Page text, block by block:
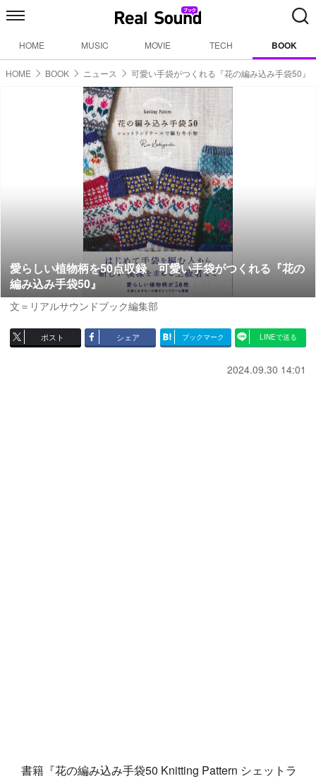
HOME MUSIC MOVIE TECH BOOK
HOME BOOK ニュース 可愛い手袋がつくれる『花の編み込み手袋50』
愛らしい植物柄を50点収録 可愛い手袋がつくれる『花の
編み込み手袋50』
文＝リアルサウンドブック編集部
ポスト シェア ブックマーク LINEで送る
2024.09.30 14:01
書籍『花の編み込み手袋50 Knitting Pattern シェットラ